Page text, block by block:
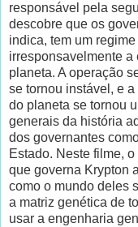
responsável pela
descobre que os
indica, tem um regime
irresponsavelmente
planeta. A operação
se tornou instável, e
do planeta se tornou
generais da história
dos governantes
Estado. Neste filme,
que governa Krypton
como o mundo deles
a matriz genética de
usar a engenharia